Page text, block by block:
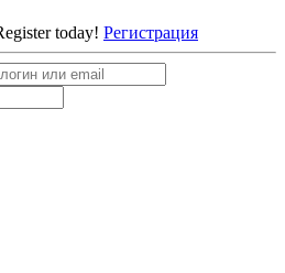
today! Регистрация